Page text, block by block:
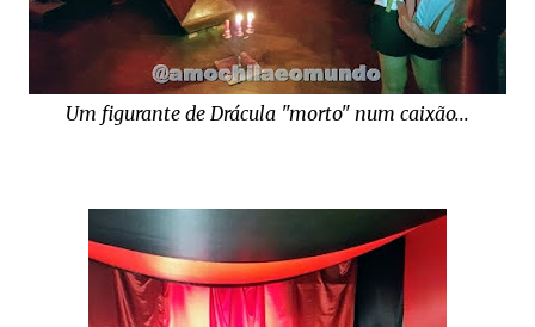
Um figurante de Drácula "morto" num caixão...